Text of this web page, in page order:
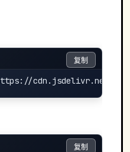
复制
复制
复制
复制